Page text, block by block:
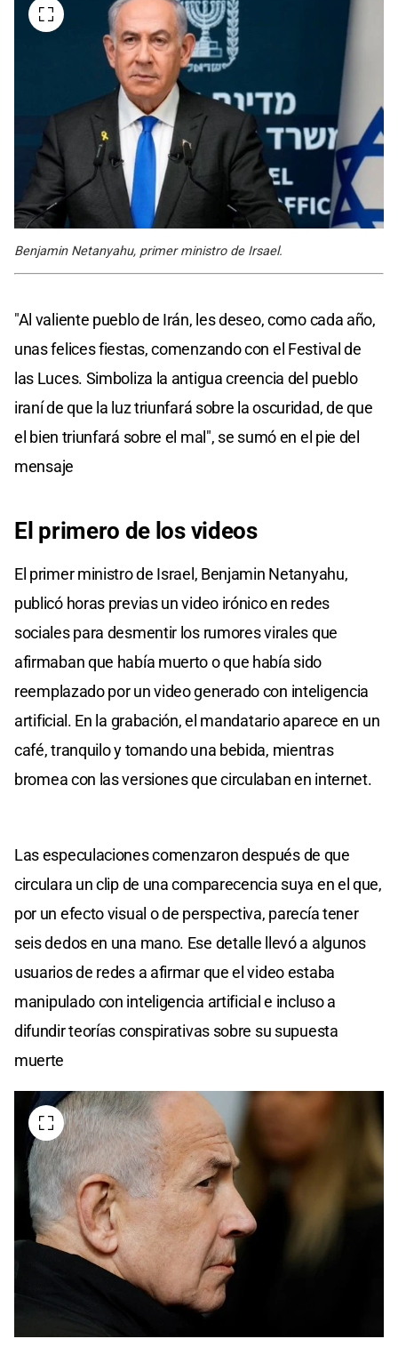
Benjamin Netanyahu, primer ministro de Irsael.
"Al valiente pueblo de Irán, les deseo, como cada año,
unas felices fiestas, comenzando con el Festival de
las Luces. Simboliza la antigua creencia del pueblo
iraní de que la luz triunfará sobre la oscuridad, de que
el bien triunfará sobre el mal", se sumó en el pie del
mensaje
El primero de los videos
El primer ministro de Israel, Benjamin Netanyahu,
publicó horas previas un video irónico en redes
sociales para desmentir los rumores virales que
afirmaban que había muerto o que había sido
reemplazado por un video generado con inteligencia
artificial. En la grabación, el mandatario aparece en un
café, tranquilo y tomando una bebida, mientras
bromea con las versiones que circulaban en internet.
Las especulaciones comenzaron después de que
circulara un clip de una comparecencia suya en el que,
por un efecto visual o de perspectiva, parecía tener
seis dedos en una mano. Ese detalle llevó a algunos
usuarios de redes a afirmar que el video estaba
manipulado con inteligencia artificial e incluso a
difundir teorías conspirativas sobre su supuesta
muerte